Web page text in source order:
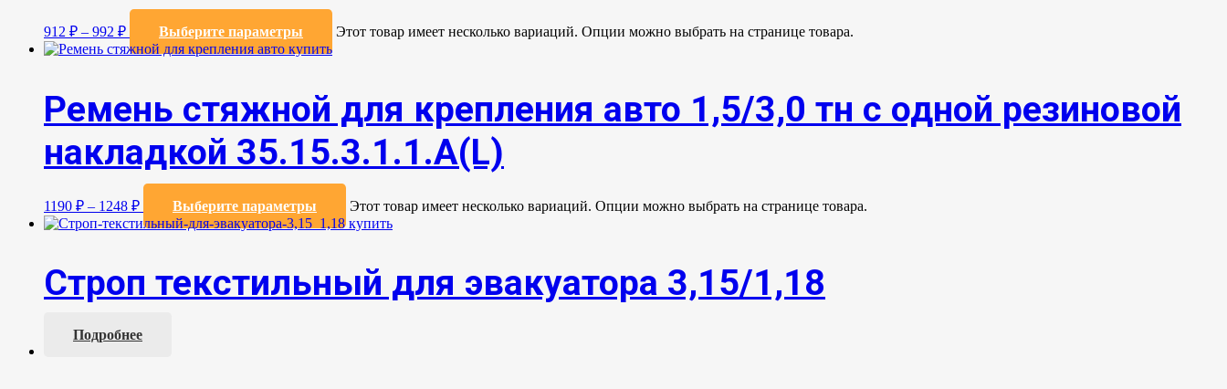
912 ₽ – 992 ₽ Выберите параметры Этот товар имеет несколько вариаций. Опции можно выбрать на странице товара.
Ремень стяжной для крепления авто 1,5/3,0 тн с одной резиновой
накладкой 35.15.3.1.1.А(L)
1190 ₽ – 1248 ₽ Выберите параметры Этот товар имеет несколько вариаций. Опции можно выбрать на странице товара.
Строп текстильный для эвакуатора 3,15/1,18
Подробнее